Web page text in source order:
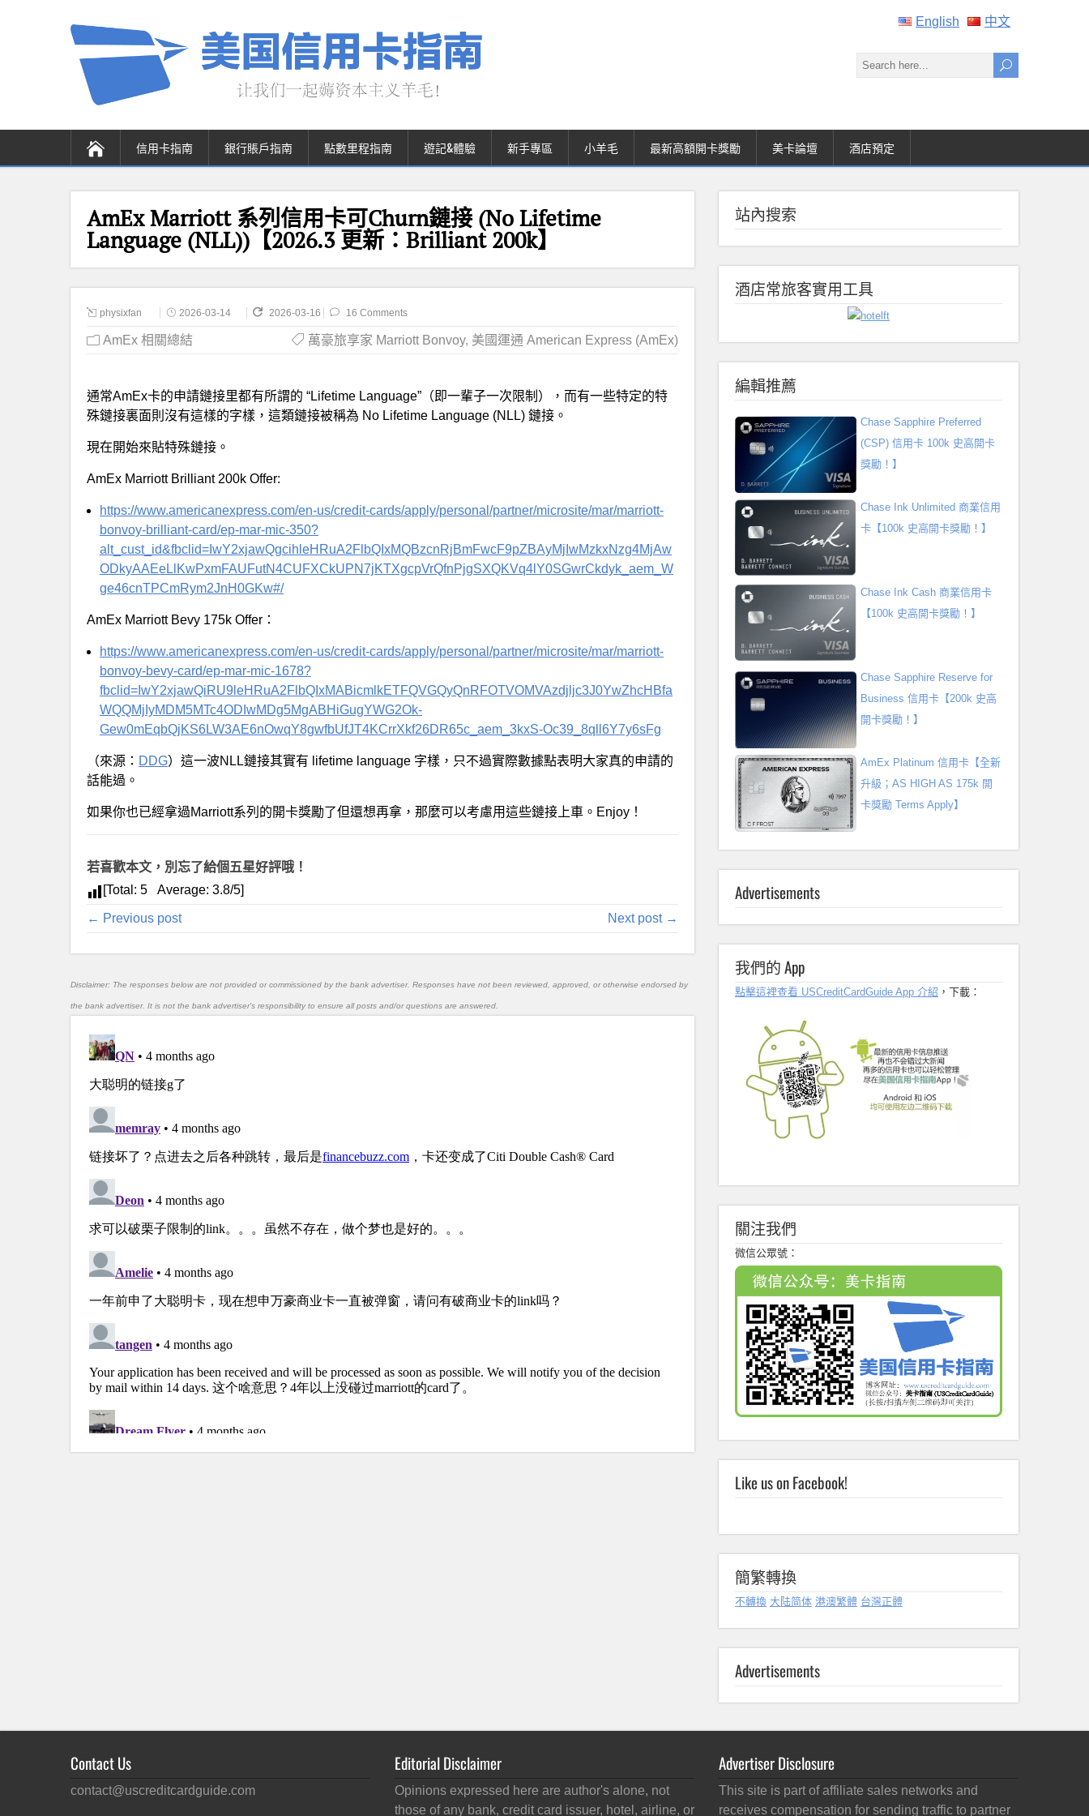
English 中文
信用卡指南 銀行賬戶指南 點數里程指南 遊記&體驗 新手專區 小羊毛 最新高額開卡獎勵 美卡論壇 酒店預定
AmEx Marriott 系列信用卡可Churn鏈接 (No Lifetime
Language (NLL))【2026.3 更新：Brilliant 200k】
physixfan 2026-03-14 2026-03-16 16 Comments
AmEx 相關總結 萬豪旅享家 Marriott Bonvoy, 美國運通 American Express (AmEx)
通常AmEx卡的申請鏈接里都有所謂的 “Lifetime Language”（即一輩子一次限制），而有一些特定的特
殊鏈接裏面則沒有這樣的字樣，這類鏈接被稱為 No Lifetime Language (NLL) 鏈接。
現在開始來貼特殊鏈接。
AmEx Marriott Brilliant 200k Offer:
https://www.americanexpress.com/en-us/credit-cards/apply/personal/partner/microsite/mar/marriott-
bonvoy-brilliant-card/ep-mar-mic-350?
alt_cust_id&fbclid=IwY2xjawQgcihleHRuA2FlbQIxMQBzcnRjBmFwcF9pZBAyMjIwMzkxNzg4MjAw
ODkyAAEeLlKwPxmFAUFutN4CUFXCkUPN7jKTXgcpVrQfnPjgSXQKVq4lY0SGwrCkdyk_aem_W
ge46cnTPCmRym2JnH0GKw#/
AmEx Marriott Bevy 175k Offer：
https://www.americanexpress.com/en-us/credit-cards/apply/personal/partner/microsite/mar/marriott-
bonvoy-bevy-card/ep-mar-mic-1678?
fbclid=IwY2xjawQiRU9leHRuA2FlbQIxMABicmlkETFQVGQyQnRFOTVOMVAzdjljc3J0YwZhcHBfa
WQQMjIyMDM5MTc4ODIwMDg5MgABHiGugYWG2Ok-
Gew0mEqbQjKS6LW3AE6nOwqY8gwfbUfJT4KCrrXkf26DR65c_aem_3kxS-Oc39_8qll6Y7y6sFg
（來源： DDG）這一波NLL鏈接其實有 lifetime language 字樣，只不過實際數據點表明大家真的申請的
話能過。
如果你也已經拿過Marriott系列的開卡獎勵了但還想再拿，那麼可以考慮用這些鏈接上車。Enjoy！
若喜歡本文，別忘了給個五星好評哦！
[Total: 5 Average: 3.8/5]
← Previous post Next post →
Disclaimer: The responses below are not provided or commissioned by the bank advertiser. Responses have not been reviewed, approved, or otherwise endorsed by
the bank advertiser. It is not the bank advertiser's responsibility to ensure all posts and/or questions are answered.
站內搜索
酒店常旅客實用工具
編輯推薦
Chase Sapphire Preferred
(CSP) 信用卡 100k 史高開卡
獎勵！】
Chase Ink Unlimited 商業信用
卡【100k 史高開卡獎勵！】
Chase Ink Cash 商業信用卡
【100k 史高開卡獎勵！】
Chase Sapphire Reserve for
Business 信用卡【200k 史高
開卡獎勵！】
AmEx Platinum 信用卡【全新
升級；AS HIGH AS 175k 開
卡獎勵 Terms Apply】
Advertisements
我們的 App
點擊這裡查看 USCreditCardGuide App 介紹 ，下載：
關注我們
微信公眾號：
Like us on Facebook!
簡繁轉換
不轉換 大陆简体 港澳繁體 台灣正體
Advertisements
Contact Us
contact@uscreditcardguide.com
Editorial Disclaimer
Opinions expressed here are author's alone, not
those of any bank, credit card issuer, hotel, airline, or
Advertiser Disclosure
This site is part of affiliate sales networks and
receives compensation for sending traffic to partner